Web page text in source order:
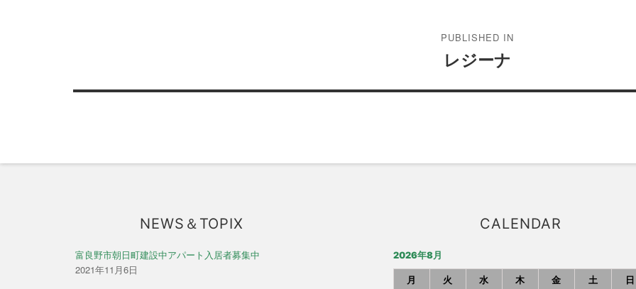
ゲ
PUBLISHED IN
レジーナ
NEWS＆TOPIX
富良野市朝日町建設中アパート入居者募集中
2021年11月6日
CALENDAR
2026年8月
月 火 水 木 金 土 日